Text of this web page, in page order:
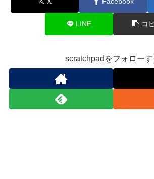
LINE コ
scratchpadをフォローす